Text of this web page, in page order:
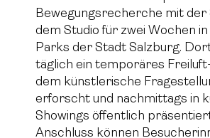
Bewegungsrecherche mit der
dem Studio für zwei Wochen
Parks der Stadt Salzburg.
täglich ein temporäres
dem künstlerische
erforscht und nachmittags in
Showings öffentlich
Anschluss können